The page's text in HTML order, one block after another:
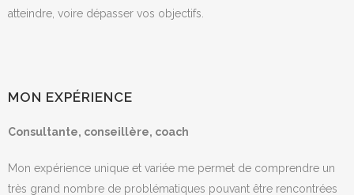
atteindre, voire dépasser vos objectifs.
MON EXPÉRIENCE
Consultante, conseillère, coach
Mon expérience unique et variée me permet de comprendre un
très grand nombre de problématiques pouvant être rencontrées